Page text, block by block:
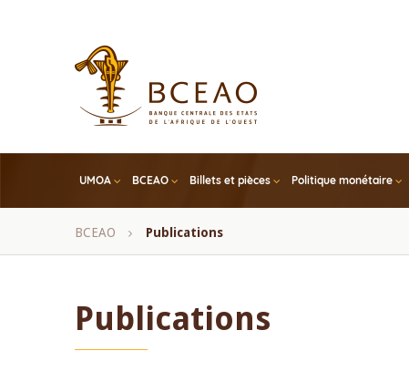
UMOA BCEAO Billets et pièces Politique monétaire
Fil
BCEAO Publications
Publications